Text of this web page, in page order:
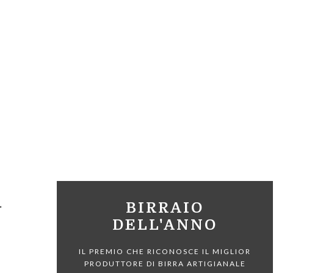
BIRRAIO
DELL'ANNO
IL PREMIO CHE RICONOSCE IL MIGLIOR
PRODUTTORE DI BIRRA ARTIGIANALE